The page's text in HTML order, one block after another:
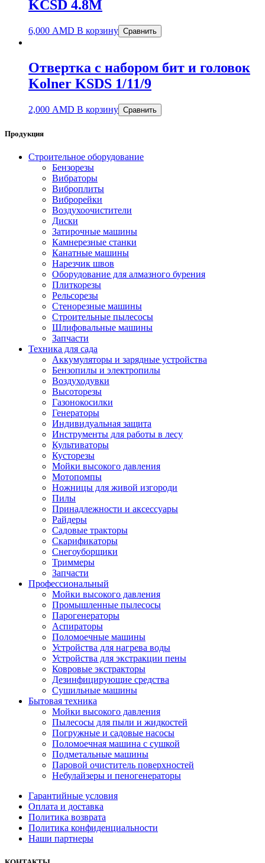
KCSD 4.8М
6,000 AMD В корзину Сравнить
Отвертка с набором бит и головок
Kolner KSDS 1/11/9
2,000 AMD В корзину Сравнить
Продукция
Строительное оборудование
Бензорезы
Вибраторы
Виброплиты
Виброрейки
Воздухоочистители
Диски
Затирочные машины
Камнерезные станки
Канатные машины
Нарезчик швов
Оборудование для алмазного бурения
Плиткорезы
Рельсорезы
Стенорезные машины
Строительные пылесосы
Шлифовальные машины
Запчасти
Техника для сада
Аккумуляторы и зарядные устройства
Бензопилы и электропилы
Воздуходувки
Высоторезы
Газонокосилки
Генераторы
Индивидуальная защита
Инструменты для работы в лесу
Культиваторы
Кусторезы
Мойки высокого давления
Мотопомпы
Ножницы для живой изгороди
Пилы
Принадлежности и аксессуары
Райдеры
Садовые тракторы
Скарификаторы
Снегоуборщики
Триммеры
Запчасти
Профессиональный
Мойки высокого давления
Промышленные пылесосы
Парогенераторы
Аспираторы
Поломоечные машины
Устройства для нагрева воды
Устройства для экстракции пены
Ковровые экстракторы
Дезинфицирующие средства
Сушильные машины
Бытовая техника
Мойки высокого давления
Пылесосы для пыли и жидкостей
Погружные и садовые насосы
Поломоечная машина с сушкой
Подметальные машины
Паровой очиститель поверхностей
Небулайзеры и пеногенераторы
Гарантийные условия
Оплата и доставка
Политика возврата
Политика конфиденциальности
Наши партнеры